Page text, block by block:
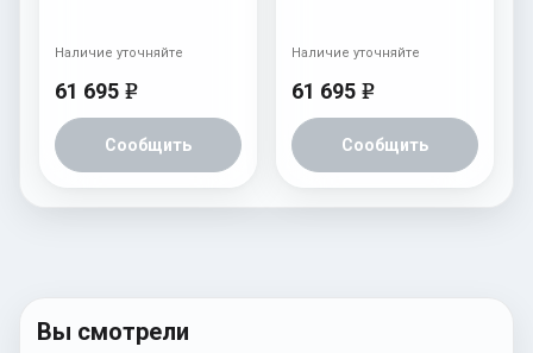
61 695 e
Сообщить
Наличие уточняйте
61 695 e
Сообщить
Наличие уточняйте
Вы смотрели